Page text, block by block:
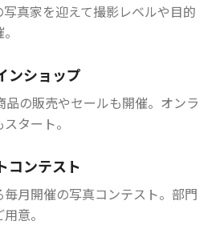
真家を迎えて撮影レベルや目的
ンショップ
品の販売やセールも開催。オンラ
タート。
コンテスト
月開催の写真コンテスト。部門
意。